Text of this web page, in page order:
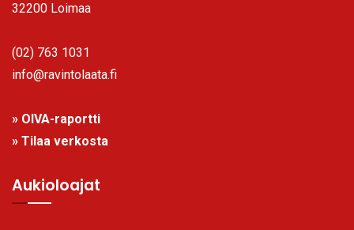
32200 Loimaa
(02) 763 1031
info@ravintolaata.fi
» OIVA-raportti
» Tilaa verkosta
Aukioloajat